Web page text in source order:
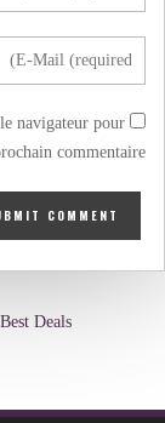
navigateur pour
commentaire.
Deals